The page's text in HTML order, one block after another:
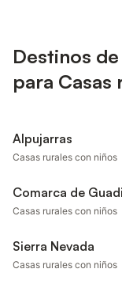
Destinos
para Casas
Alpujarras
Casas rurales con niños
Comarca de
Casas rurales con niños
Sierra Nevada
Casas rurales con niños